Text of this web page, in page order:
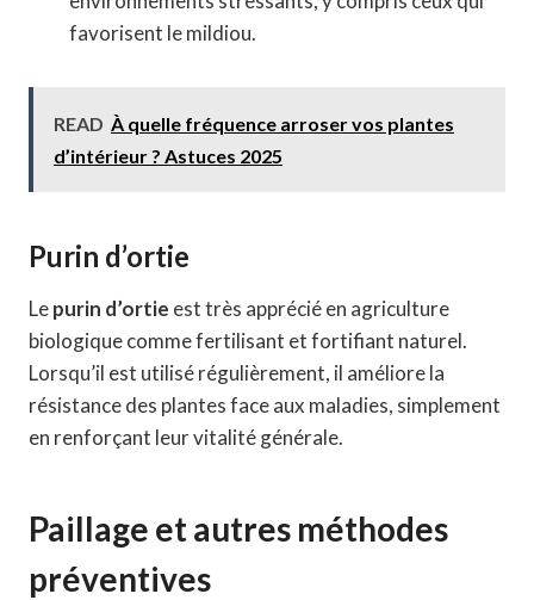
favorisent le mildiou.
READ À quelle fréquence arroser vos plantes
d’intérieur ? Astuces 2025
Purin d’ortie
Lepurin d’ortie est très apprécié en agriculture
biologique comme fertilisant et fortifiant naturel.
Lorsqu’il est utilisé régulièrement, il améliore la
résistance des plantes face aux maladies, simplement
en renforçant leur vitalité générale.
Paillage et autres méthodes
préventives